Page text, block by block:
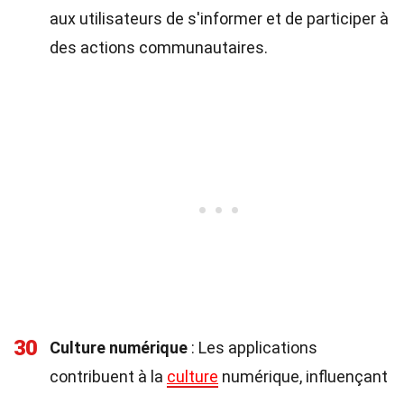
aux utilisateurs de s'informer et de participer à
des actions communautaires.
30 Culture numérique : Les applications
contribuent à la culture numérique, influençant